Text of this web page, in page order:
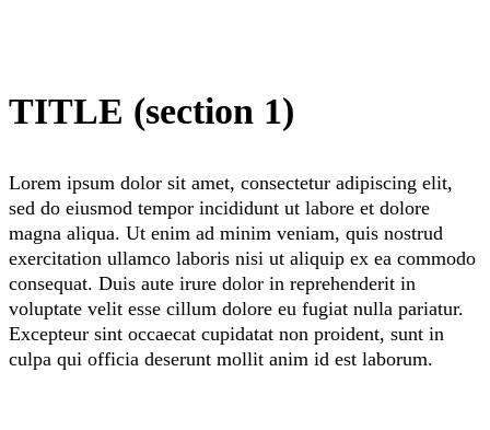
TITLE (section 1)
Lorem ipsum dolor sit amet, consectetur adipiscing elit,
sed do eiusmod tempor incididunt ut labore et dolore
magna aliqua. Ut enim ad minim veniam, quis nostrud
exercitation ullamco laboris nisi ut aliquip ex ea commodo
consequat. Duis aute irure dolor in reprehenderit in
voluptate velit esse cillum dolore eu fugiat nulla pariatur.
Excepteur sint occaecat cupidatat non proident, sunt in
culpa qui officia deserunt mollit anim id est laborum.